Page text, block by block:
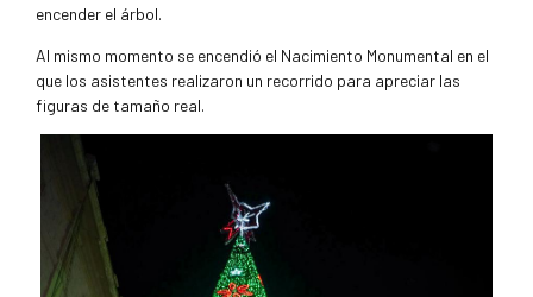
encender el árbol.
Al mismo momento se encendió el Nacimiento Monumental en el
que los asistentes realizaron un recorrido para apreciar las
figuras de tamaño real.